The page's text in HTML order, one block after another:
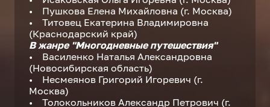
• Пушкова Елена Михайловна (г. Москва)
• Титовец Екатерина Владимировна
(Краснодарский край)
В жанре "Многодневные путешествия"
• Василенко Наталья Александровна
(Новосибирская область)
• Несмеянов Григорий Игоревич (г.
Москва)
• Толокольников Александр Петрович (г.